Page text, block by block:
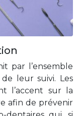
par l’ensemble
leur suivi. Les
l’accent sur la
afin de prévenir